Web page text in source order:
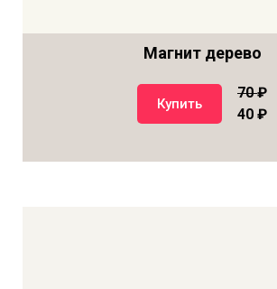
Магнит дерево
Купить
70₽
40 ₽